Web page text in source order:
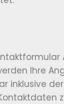
Ihre
inklusive